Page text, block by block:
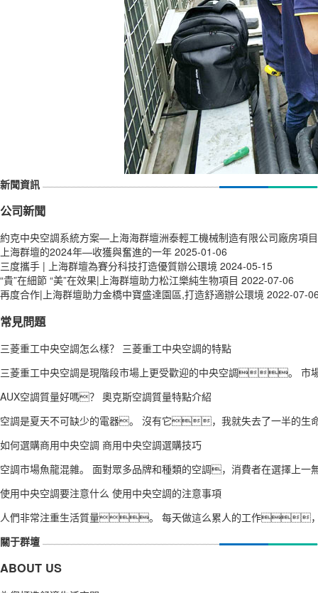
新聞資訊
公司新聞
約克中央空調系統方案—上海海群壇洲泰輕工機械制造有限公司廠房項目
上海群壇的2024年—收獲與奮進的一年 2025-01-06
三度攜手 | 上海群壇為賽分科技打造優質辦公環境 2024-05-15
“貴”在細節 “美”在效果|上海群壇助力松江樂純生物項目 2022-07-06
再度合作|上海群壇助力金橋中寶盛達園區,打造舒適辦公環境 2022-07-
常見問題
三菱重工中央空調怎么樣？ 三菱重工中央空調的特點
三菱重工中央空調是現階段市場上更受歡迎的中央空調。 市
AUX空調質量好嗎？ 奧克斯空調質量特點介紹
空調是夏天不可缺少的電器。 沒有它，我就失去了一半的
如何選購商用中央空調 商用中央空調選購技巧
空調市場魚龍混雜。 面對眾多品牌和種類的空調，消費者在選擇
使用中央空調要注意什么 使用中央空調的注意事項
人們非常注重生活質量。 每天做這么累人的工作
關于群壇
ABOUT US